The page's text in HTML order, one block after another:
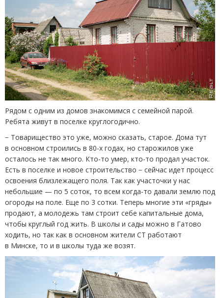
Рядом с одним из домов знакомимся с семейной парой.
Ребята живут в поселке круглогодично.
− Товарищество это уже, можно сказать, старое. Дома тут
в основном строились в 80-х годах, но старожилов уже
осталось не так много. Кто-то умер, кто-то продал участок.
Есть в поселке и новое строительство − сейчас идет процесс
освоения близлежащего поля. Так как участочки у нас
небольшие — по 5 соток, то всем когда-то давали землю под
огороды на поле. Еще по 3 сотки. Теперь многие эти «гряды»
продают, а молодежь там строит себе капитальные дома,
чтобы круглый год жить. В школы и сады можно в Гатово
ходить, но так как в основном жители СТ работают
в Минске, то и в школы туда же возят.